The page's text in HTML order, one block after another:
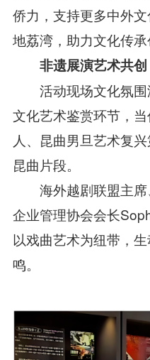
侨力，支持更多中外
地荔湾，助力文化传承
非遗展演艺术共创
活动现场文化氛
文化艺术鉴赏环节，
人、 昆曲男旦艺术复
昆曲片段。
海外越剧联盟主
企业管理协会会长
以戏曲艺术为纽带，
鸣。